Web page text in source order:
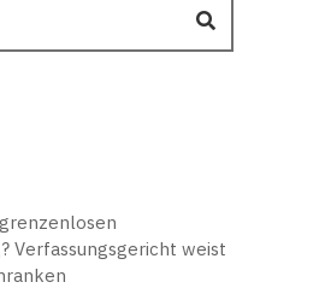
Verfassungsgericht weist